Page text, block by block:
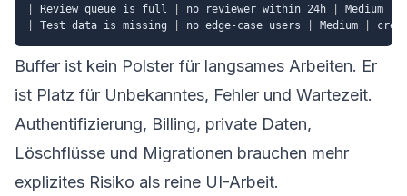
Review queue is full no reviewer within 24h Medium
Test data is missing no edge-case users Medium
Buffer ist kein Polster für langsames Arbeiten. Er
ist Platz für Unbekanntes, Fehler und Wartezeit.
Authentifizierung, Billing, private Daten,
Löschflüsse und Migrationen brauchen mehr
explizites Risiko als reine UI-Arbeit.